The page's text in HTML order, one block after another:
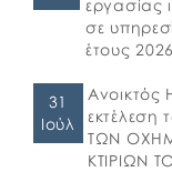
εργασίας
σε
έτους
31
Ιούλ
Ανοικτός
εκτέλεση
ΤΩΝ
ΚΤΙΡΙΩΝ